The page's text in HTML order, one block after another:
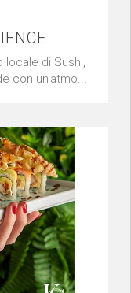
di Sushi,
con un'atmo...